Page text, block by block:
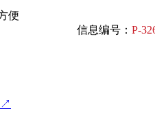
便
信息编号： P-
↗